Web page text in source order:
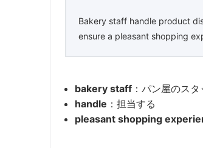
Bakery staff handle product
ensure a pleasant shopping
bakery staff ：パン屋のスタ
handle ：担当する
pleasant shopping